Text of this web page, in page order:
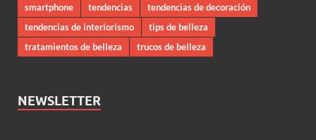
smartphone
tendencias
tendencias de decoración
tendencias de interiorismo
tips de belleza
tratamientos de belleza
trucos de belleza
NEWSLETTER